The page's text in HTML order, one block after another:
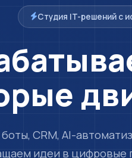
Студия IT-решений с
CRM, AI-
идеи в цифровые